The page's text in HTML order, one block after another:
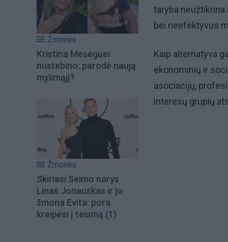
Žmonės
Kristina Meseguer
nustebino: parodė naują
mylimąjį?
Žmonės
Skiriasi Seimo narys
Linas Jonauskas ir jo
žmona Evita: pora
kreipėsi į teismą (1)
taryba
bei neefektyvus
Kaip alternatyva
ekonominių ir
asociacijų,
interesų grupių